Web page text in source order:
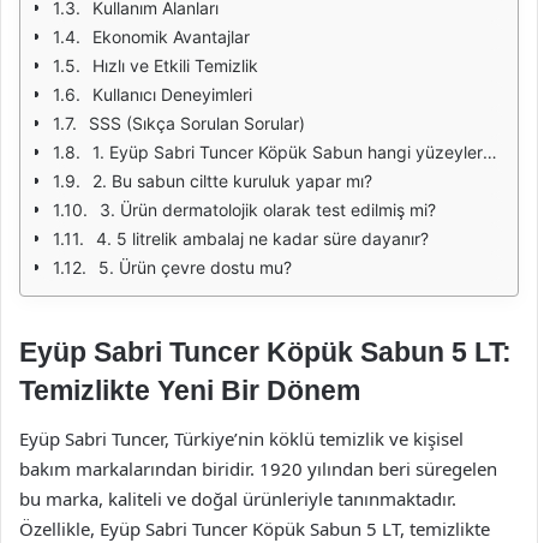
Kullanım Alanları
Ekonomik Avantajlar
Hızlı ve Etkili Temizlik
Kullanıcı Deneyimleri
SSS (Sıkça Sorulan Sorular)
1. Eyüp Sabri Tuncer Köpük Sabun hangi yüzeylerde kullanılabilir?
2. Bu sabun ciltte kuruluk yapar mı?
3. Ürün dermatolojik olarak test edilmiş mi?
4. 5 litrelik ambalaj ne kadar süre dayanır?
5. Ürün çevre dostu mu?
Eyüp Sabri Tuncer Köpük Sabun 5 LT:
Temizlikte Yeni Bir Dönem
Eyüp Sabri Tuncer, Türkiye’nin köklü temizlik ve kişisel
bakım markalarından biridir. 1920 yılından beri süregelen
bu marka, kaliteli ve doğal ürünleriyle tanınmaktadır.
Özellikle, Eyüp Sabri Tuncer Köpük Sabun 5 LT, temizlikte